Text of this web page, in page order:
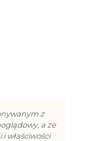
z
a ze
właściwości